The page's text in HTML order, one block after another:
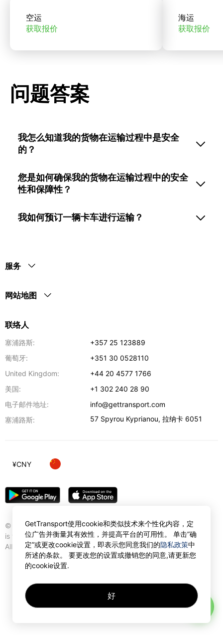
空运
获取报价
海运
获取报价
问题答案
我怎么知道我的货物在运输过程中是安全
的？
您是如何确保我的货物在运输过程中的安全
性和保障性？
我如何预订一辆卡车进行运输？
服务
网站地图
联络人
塞浦路斯:
+357 25 123889
葡萄牙:
+351 30 0528110
United Kingdom:
+44 20 4577 1766
美国:
+1 302 240 28 90
电子邮件地址:
info@gettransport.com
塞浦路斯:
57 Spyrou Kyprianou,拉纳卡 6051
© Gettransport International Limited. GetTransport®
is trademark of Gettransport International Limited.
All rights reserved.
¥CNY
GetTransport使用cookie和类似技术来个性化内容，定
位广告并衡量其有效性，并提高平台的可用性。 单击”确
定”或更改cookie设置，即表示您同意我们的隐私政策中
所述的条款。 要更改您的设置或撤销您的同意,请更新您
的cookie设置.
好
AI